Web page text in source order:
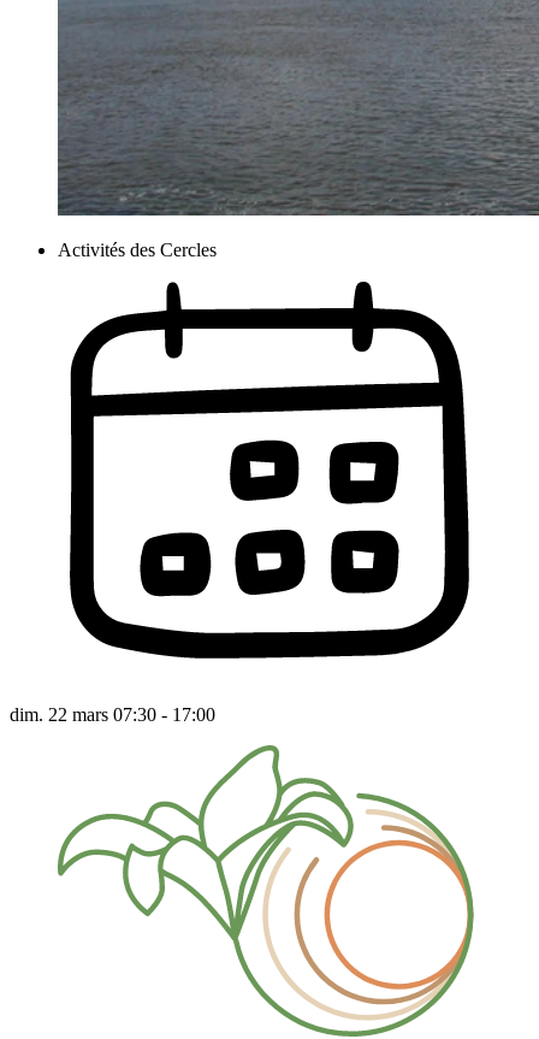
Activités des Cercles
dim. 22 mars 07:30 - 17:00